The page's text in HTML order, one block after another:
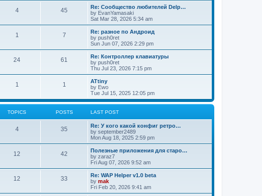
4 45
Re: Сообщество любителей Delp…
by EvanYamasaki
Sat Mar 28, 2026 5:34 am
1 7
Re: разное по Андроид
by push0ret
Sun Jun 07, 2026 2:29 pm
24 61
Re: Контроллер клавиатуры
by push0ret
Thu Jul 23, 2026 7:15 pm
1 1
ATtiny
by Ewo
Tue Jul 15, 2025 12:05 pm
TOPICS POSTS LAST POST
4 35
Re: У кого какой конфиг ретро…
by september2489
Mon Aug 18, 2025 2:59 pm
12 42
Полезные приложения для старо…
by zaraz7
Fri Aug 07, 2026 9:52 am
12 33
Re: WAP Helper v1.0 beta
by mak
Fri Feb 20, 2026 9:41 am